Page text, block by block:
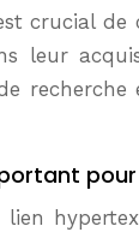
crucial
pour